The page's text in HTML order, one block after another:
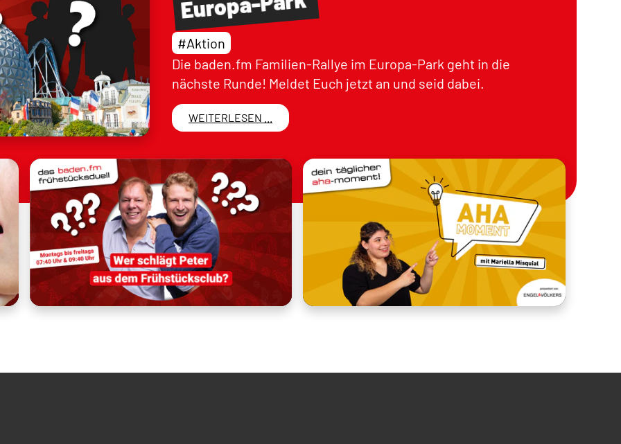
#Aktion
Die baden.fm Familien-Rallye im Europa-Park geht in die
nächste Runde! Meldet Euch jetzt an und seid dabei.
WEITERLESEN ...